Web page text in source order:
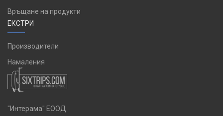
Връщане на продукти
ЕКСТРИ
Производители
Намаления
"Интерама" ЕООД